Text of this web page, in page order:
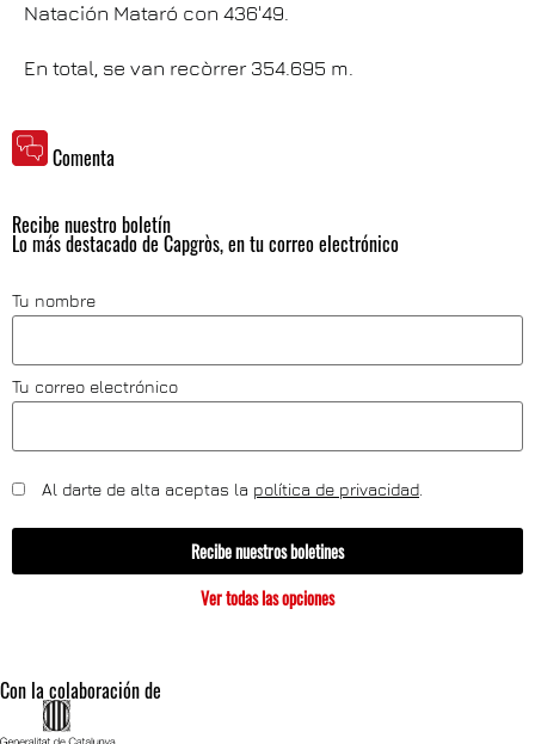
Natación Mataró con 436'49.
En total, se van recòrrer 354.695 m.
Comenta
Recibe nuestro boletín
Lo más destacado de Capgròs, en tu correo electrónico
Tu nombre
Tu correo electrónico
Al darte de alta aceptas la política de privacidad
Recibe nuestros boletines
Ver todas las opciones
Con la colaboración de